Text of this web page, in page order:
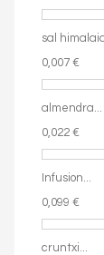
sal
0,007 €
almendra...
0,022 €
Infusion...
0,099 €
cruntxi...